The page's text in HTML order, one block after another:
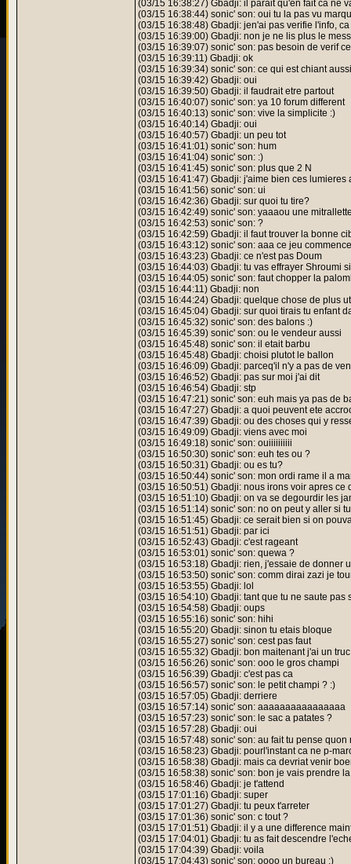
(03/15 16:38:27) Gbadji: il parait qu'en fait ca ne
(03/15 16:38:44) sonic' son: oui tu la pas vu
(03/15 16:38:48) Gbadji: jen'ai pas verifie l'info,
(03/15 16:39:00) Gbadji: non je ne lis plus le
(03/15 16:39:07) sonic' son: pas besoin de verif
(03/15 16:39:11) Gbadji: ok
(03/15 16:39:34) sonic' son: ce qui est chiant
(03/15 16:39:42) Gbadji: oui
(03/15 16:39:50) Gbadji: il faudrait etre partout
(03/15 16:40:07) sonic' son: ya 10 forum different
(03/15 16:40:13) sonic' son: vive la simplicite :)
(03/15 16:40:14) Gbadji: oui
(03/15 16:40:57) Gbadji: un peu tot
(03/15 16:41:01) sonic' son: hum
(03/15 16:41:04) sonic' son: :)
(03/15 16:41:45) sonic' son: plus que 2 N
(03/15 16:41:47) Gbadji: j'aime bien ces lumieres
(03/15 16:41:56) sonic' son: ui
(03/15 16:42:36) Gbadji: sur quoi tu tire?
(03/15 16:42:49) sonic' son: yaaaou une
(03/15 16:42:53) sonic' son: ?
(03/15 16:42:59) Gbadji: il faut trouver la bonne
(03/15 16:43:12) sonic' son: aaa ce jeu
(03/15 16:43:23) Gbadji: ce n'est pas Doum
(03/15 16:44:03) Gbadji: tu vas effrayer Shroumi
(03/15 16:44:05) sonic' son: faut chopper la
(03/15 16:44:11) Gbadji: non
(03/15 16:44:24) Gbadji: quelque chose de plus
(03/15 16:45:04) Gbadji: sur quoi tirais tu enfant
(03/15 16:45:32) sonic' son: des balons :)
(03/15 16:45:39) sonic' son: ou le vendeur aussi
(03/15 16:45:48) sonic' son: il etait barbu
(03/15 16:45:48) Gbadji: choisi plutot le ballon
(03/15 16:46:09) Gbadji: parceq'il n'y a pas de
(03/15 16:46:52) Gbadji: pas sur moi j'ai dit
(03/15 16:46:54) Gbadji: stp
(03/15 16:47:21) sonic' son: euh mais ya pas de
(03/15 16:47:27) Gbadji: a quoi peuvent ete
(03/15 16:47:39) Gbadji: ou des choses qui y
(03/15 16:49:09) Gbadji: viens avec moi
(03/15 16:49:18) sonic' son: ouiiiiiiiiii
(03/15 16:50:30) sonic' son: euh tes ou ?
(03/15 16:50:31) Gbadji: ou es tu?
(03/15 16:50:44) sonic' son: mon ordi rame il a
(03/15 16:50:51) Gbadji: nous irons voir apres ce
(03/15 16:51:10) Gbadji: on va se degourdir les
(03/15 16:51:14) sonic' son: no on peut y aller si
(03/15 16:51:45) Gbadji: ce serait bien si on
(03/15 16:51:51) Gbadji: par ici
(03/15 16:52:43) Gbadji: c'est rageant
(03/15 16:53:01) sonic' son: quewa ?
(03/15 16:53:18) Gbadji: rien, j'essaie de donner
(03/15 16:53:50) sonic' son: comm dirai zazi je
(03/15 16:53:55) Gbadji: lol
(03/15 16:54:10) Gbadji: tant que tu ne saute pas
(03/15 16:54:58) Gbadji: oups
(03/15 16:55:16) sonic' son: hihi
(03/15 16:55:20) Gbadji: sinon tu etais bloque
(03/15 16:55:27) sonic' son: cest pas faut
(03/15 16:55:32) Gbadji: bon maitenant j'ai un
(03/15 16:56:26) sonic' son: ooo le gros champi
(03/15 16:56:39) Gbadji: c'est pas ca
(03/15 16:56:57) sonic' son: le petit champi ? :)
(03/15 16:57:05) Gbadji: derriere
(03/15 16:57:14) sonic' son: aaaaaaaaaaaaaaaa
(03/15 16:57:23) sonic' son: le sac a patates ?
(03/15 16:57:28) Gbadji: oui
(03/15 16:57:48) sonic' son: au fait tu pense
(03/15 16:58:23) Gbadji: pourl'instant ca ne p-
(03/15 16:58:38) Gbadji: mais ca devriat venir
(03/15 16:58:38) sonic' son: bon je vais prendre
(03/15 16:58:46) Gbadji: je t'attend
(03/15 17:01:16) Gbadji: super
(03/15 17:01:27) Gbadji: tu peux t'arreter
(03/15 17:01:36) sonic' son: c tout ?
(03/15 17:01:51) Gbadji: il y a une difference
(03/15 17:04:01) Gbadji: tu as fait descendre
(03/15 17:04:39) Gbadji: voila
(03/15 17:04:43) sonic' son: oooo un bureau :)